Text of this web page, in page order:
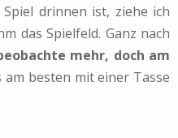
drinnen ist, ziehe ich
das Spielfeld. Ganz nach
mehr, doch am
am besten mit einer Tasse